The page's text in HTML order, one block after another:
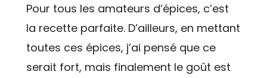
Pour tous les amateurs d’épices, c’est
la recette parfaite. D’ailleurs, en mettant
toutes ces épices, j’ai pensé que ce
serait fort, mais finalement le goût est